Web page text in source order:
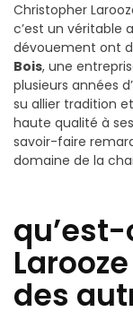
Christopher
c’est un véritable
dévouement ont
Bois, une
plusieurs années
su allier tradition
haute qualité à
savoir-faire
domaine de la
des